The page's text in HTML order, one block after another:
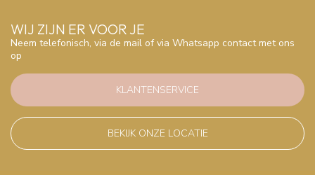
WIJ ZIJN ER VOOR JE
Neem telefonisch, via de mail of via Whatsapp contact met ons
op
KLANTENSERVICE
BEKIJK ONZE LOCATIE